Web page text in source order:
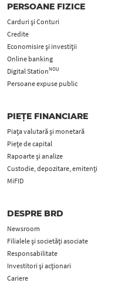
PERSOANE FIZICE
Carduri şi Conturi
Credite
Economisire și investiții
Online banking
Digital StationNOU
Persoane expuse public
PIEȚE FINANCIARE
Piața valutară și monetară
Piețe de capital
Rapoarte și analize
Custodie, depozitare, emitenți
MiFID
DESPRE BRD
Newsroom
Filialele și societăți asociate
Responsabilitate
Investitori și acționari
Cariere